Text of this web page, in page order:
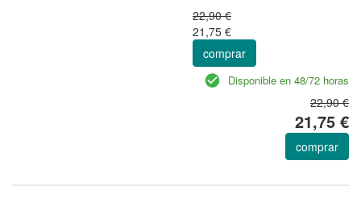
22,90 €
21,75 €
comprar
Disponible en 48/72 horas
22,90 €
21,75 €
comprar